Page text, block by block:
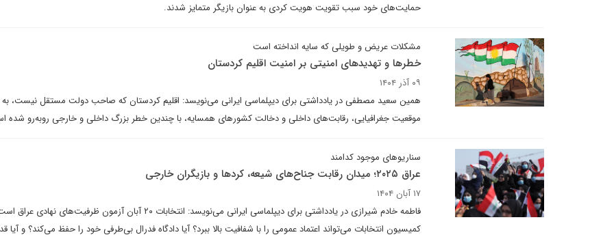
حمایت‌های خود سبب تقویت هویت کردی به عنوان بازیگر متمایز شدند.
مشکلات عریض و طویلی که سایه انداخته است
خطرها و تهدیدهای امنیتی بر امنیت اقلیم کردستان
۰۹ آذر ۱۴۰۴
همین سعید مصطفی در یادداشتی برای دیپلماسی ایرانی می‌نویسد: اقلیم کردستان که صاحب دولت مستقل نیست، به
موقعیت جغرافیایی، رقابت‌های داخلی و دخالت کشورهای همسایه، با چندین خطر بزرگ داخلی و خارجی روبه‌رو شده
سناریوهای موجود کدامند
عراق ۲۰۲۵؛ میدان رقابت جناح‌های شیعه، کردها و بازیگران خارجی
۱۷ آبان ۱۴۰۴
فاطمه خادم شیرازی در یادداشتی برای دیپلماسی ایرانی می‌نویسد: انتخابات ۲۰ آبان آزمون ظرفیت‌های
کمیسیون انتخابات می‌تواند اعتماد عمومی را با شفافیت بالا ببرد؟ آیا دادگاه فدرال بی‌طرفی خود را حفظ می‌کند؟ و آیا